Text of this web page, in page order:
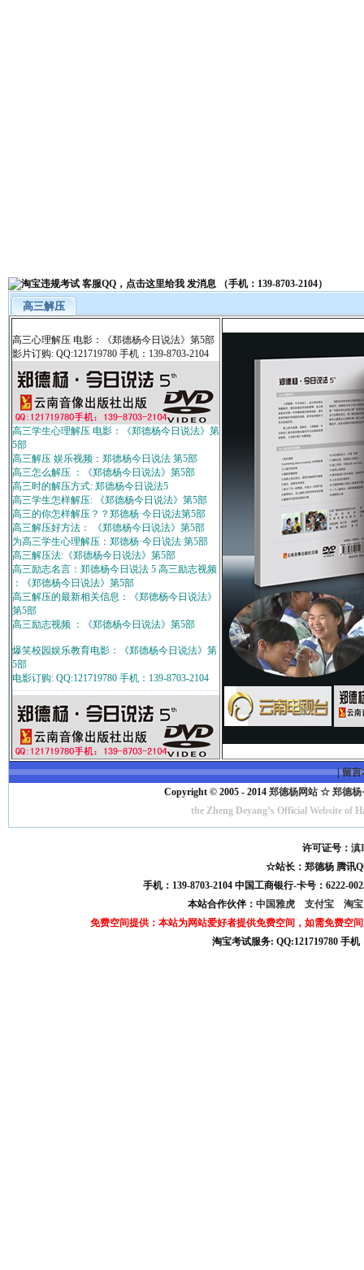
高三解压
高三心理解压 电影：《郑德杨今日说法》第5部
影片订购: QQ:121719780 手机：139-8703-2104
高三学生心理解压 电影：《郑德杨今日说法》第
5部
高三解压 娱乐视频：郑德杨今日说法 第5部
高三怎么解压 ：《郑德杨今日说法》第5部
高三时的解压方式: 郑德杨今日说法5
高三学生怎样解压: 《郑德杨今日说法》第5部
高三的你怎样解压？？郑德杨·今日说法第5部
高三解压好方法： 《郑德杨今日说法》第5部
为高三学生心理解压：郑德杨·今日说法 第5部
高三解压法:《郑德杨今日说法》第5部
高三励志名言：郑德杨今日说法 5 高三励志视频
：《郑德杨今日说法》第5部
高三解压的最新相关信息：《郑德杨今日说法》
第5部
高三励志视频 ：《郑德杨今日说法》第5部
爆笑校园娱乐教育电影：《郑德杨今日说法》第
5部
电影订购: QQ:121719780 手机：139-8703-2104
|留言
Copyright © 2005 - 2014 郑德杨网站 ☆ 郑德杨
the Zheng Deyang’s Official Website
许可证号： 滇
☆站长：郑德杨 腾讯
手机：139-8703-2104 中国工商银行-卡号：6222-
本站合作伙伴： 中国雅虎 支付宝
淘
免费空间提供：本站为网站爱好者提供免费空间，如需免费空
淘宝考试服务: QQ:121719780 手